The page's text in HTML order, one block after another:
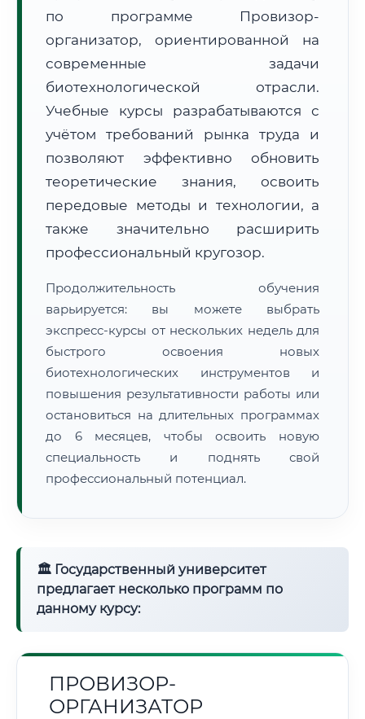
Расчет логистики оригиналов:
~1 398 км
• Экспресс-доставка СДЭК / Почтой:2–3 рабочих дня
📜 Документы и аккредитация ФИС ФРДО
🔍Нажмите на документ для увеличения и просмотра
по программе Провизор-
организатор, ориентированной на
современные задачи
биотехнологической отрасли.
Учебные курсы разрабатываются с
учётом требований рынка труда и
позволяют эффективно обновить
теоретические знания, освоить
передовые методы и технологии, а
также значительно расширить
профессиональный кругозор.
Продолжительность обучения
варьируется: вы можете выбрать
экспресс-курсы от нескольких недель для
быстрого освоения новых
биотехнологических инструментов и
повышения результативности работы или
остановиться на длительных программах
до 6 месяцев, чтобы освоить новую
специальность и поднять свой
профессиональный потенциал.
🏛 Государственный университет
предлагает несколько программ по
данному курсу:
ПРОВИЗОР-
ОРГАНИЗАТОР